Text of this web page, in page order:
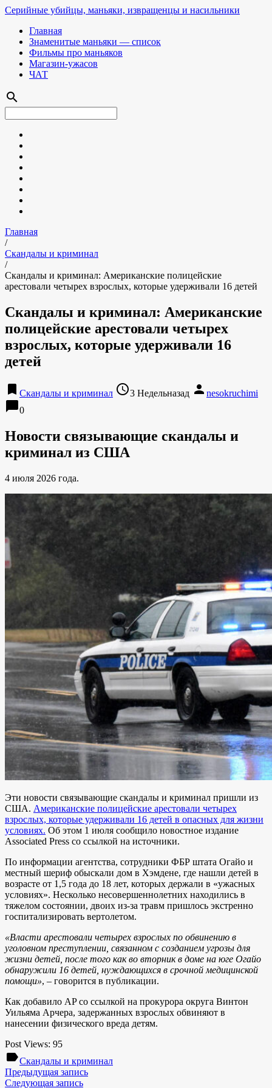
Серийные убийцы, маньяки, извращенцы и насильники
Главная
Знаменитые маньяки — список
Фильмы про маньяков
Магазин-ужасов
ЧАТ
search
Главная
/
Скандалы и криминал
/
Скандалы и криминал: Американские полицейские
арестовали четырех взрослых, которые удерживали 16 детей
Скандалы и криминал: Американские
полицейские арестовали четырех
взрослых, которые удерживали 16
детей
bookmark Скандалы и криминал access_time3 Недельназад person nesokruchimi
chat_bubble0
Новости связывающие скандалы и
криминал из США
4 июля 2026 года.
Эти новости связывающие скандалы и криминал пришли из
США. Американские полицейские арестовали четырех
взрослых, которые удерживали 16 детей в опасных для жизни
условиях. Об этом 1 июля сообщило новостное издание
Associated Press со ссылкой на источники.
По информации агентства, сотрудники ФБР штата Огайо и
местный шериф обыскали дом в Хэмдене, где нашли детей в
возрасте от 1,5 года до 18 лет, которых держали в «ужасных
условиях». Несколько несовершеннолетних находились в
тяжелом состоянии, двоих из-за травм пришлось экстренно
госпитализировать вертолетом.
«Власти арестовали четырех взрослых по обвинению в
уголовном преступлении, связанном с созданием угрозы для
жизни детей, после того как во вторник в доме на юге Огайо
обнаружили 16 детей, нуждающихся в срочной медицинской
помощи», – говорится в публикации.
Как добавило AP со ссылкой на прокурора округа Винтон
Уильяма Арчера, задержанных взрослых обвиняют в
нанесении физического вреда детям.
Post Views: 95
labelСкандалы и криминал
Предыдущая запись
Следующая запись